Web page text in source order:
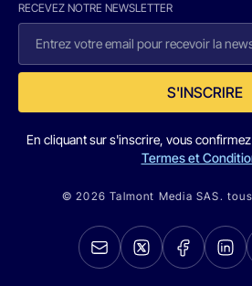
RECEVEZ NOTRE NEWSLETTER
S'INSCRIRE
En cliquant sur s'inscrire, vous
Termes et
© 2026 Talmont Media SAS.